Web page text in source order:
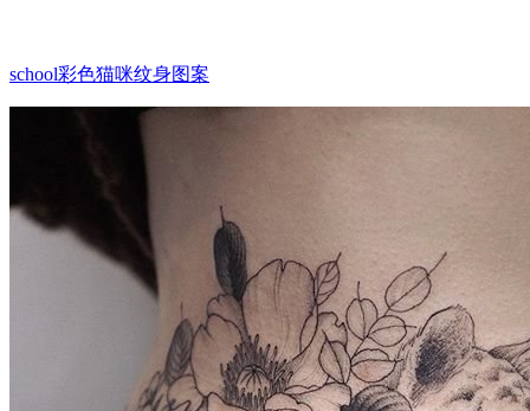
school彩色猫咪纹身图案